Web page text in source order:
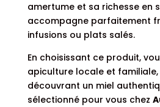
amertume et sa richesse en
accompagne parfaitement
infusions ou plats salés.
En choisissant ce produit,
apiculture locale et
découvrant un miel
sélectionné pour vous chez